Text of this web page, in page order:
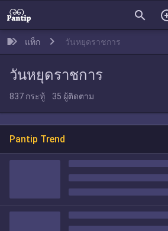
search
แท็ก วันหยุดราชการ
วันหยุดราชการ
837 กระทู้ 35 ผู้ติดตาม
Pantip Trend